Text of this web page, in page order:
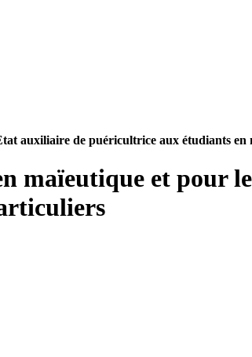
auxiliaire de puéricultrice aux étudiants
maïeutique et pour